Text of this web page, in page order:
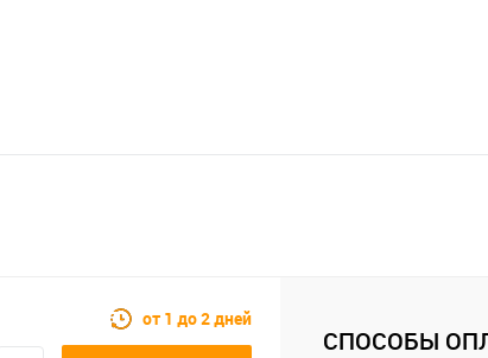
от 1 до 2 дней
СПОСОБЫ